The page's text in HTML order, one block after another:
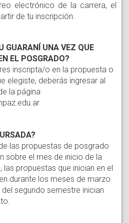
electrónico de la carrera, el
de tu inscripción.
GUARANÍ UNA VEZ QUE
EL POSGRADO?
inscripta/o en la propuesta o
elegiste, deberás ingresar al
la página
las propuestas de posgrado
sobre el mes de inicio de la
las propuestas que inician en el
durante los meses de marzo
segundo semestre inician